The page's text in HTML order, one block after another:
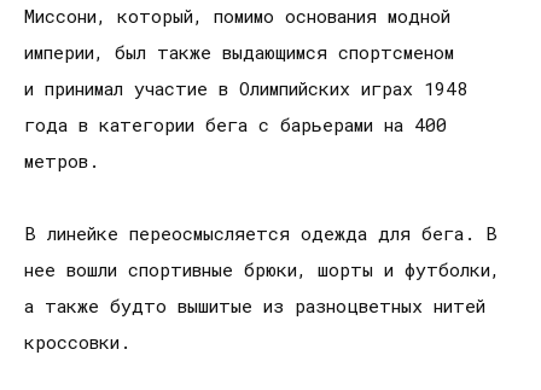
Миссони, который, помимо основания модной
империи, был также выдающимся спортсменом
и принимал участие в Олимпийских играх 1948
года в категории бега с барьерами на 400
метров.
В линейке переосмысляется одежда для бега. В
нее вошли спортивные брюки, шорты и футболки,
а также будто вышитые из разноцветных нитей
кроссовки.